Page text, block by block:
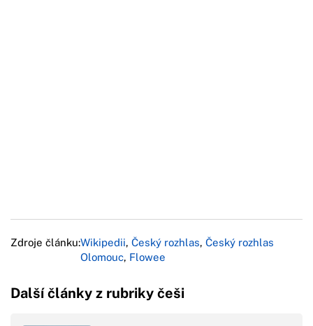
Zdroje článku:Wikipedii, Český rozhlas, Český rozhlas
Olomouc, Flowee
Další články z rubriky češi